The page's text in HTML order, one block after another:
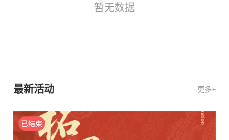
暂无数据
最新活动 更多+
已结束